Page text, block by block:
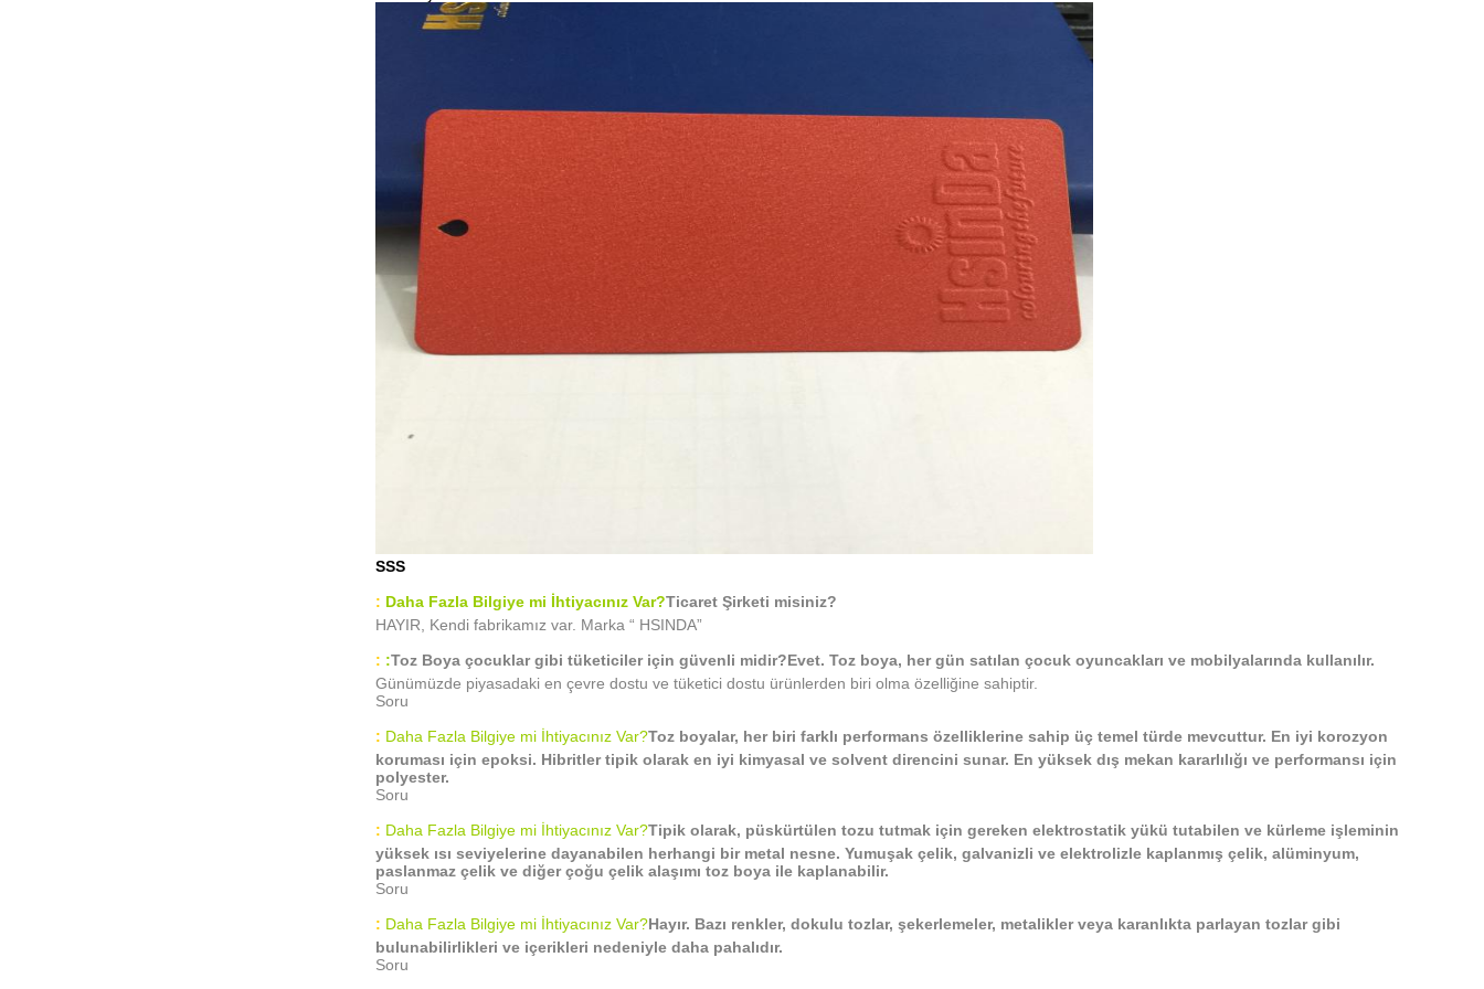
SSS
: Daha Fazla Bilgiye mi İhtiyacınız Var?Ticaret Şirketi misiniz?
HAYIR, Kendi fabrikamız var. Marka “ HSINDA”
: :Toz Boya çocuklar gibi tüketiciler için güvenli midir?Evet. Toz boya, her gün satılan çocuk oyuncakları ve mobilyalarında kullanılır.
Günümüzde piyasadaki en çevre dostu ve tüketici dostu ürünlerden biri olma özelliğine sahiptir.
Soru
: Daha Fazla Bilgiye mi İhtiyacınız Var?Toz boyalar, her biri farklı performans özelliklerine sahip üç temel türde mevcuttur. En iyi korozyon
koruması için epoksi. Hibritler tipik olarak en iyi kimyasal ve solvent direncini sunar. En yüksek dış mekan kararlılığı ve performansı için
polyester.
Soru
: Daha Fazla Bilgiye mi İhtiyacınız Var?Tipik olarak, püskürtülen tozu tutmak için gereken elektrostatik yükü tutabilen ve kürleme işleminin
yüksek ısı seviyelerine dayanabilen herhangi bir metal nesne. Yumuşak çelik, galvanizli ve elektrolizle kaplanmış çelik, alüminyum,
paslanmaz çelik ve diğer çoğu çelik alaşımı toz boya ile kaplanabilir.
Soru
: Daha Fazla Bilgiye mi İhtiyacınız Var?Hayır. Bazı renkler, dokulu tozlar, şekerlemeler, metalikler veya karanlıkta parlayan tozlar gibi
bulunabilirlikleri ve içerikleri nedeniyle daha pahalıdır.
Soru